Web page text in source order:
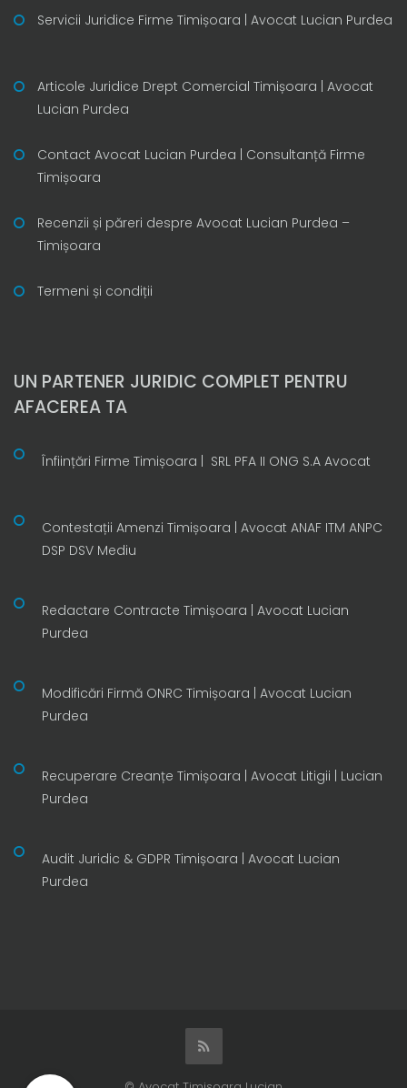
Servicii Juridice Firme Timișoara | Avocat Lucian Purdea
Articole Juridice Drept Comercial Timișoara | Avocat
Lucian Purdea
Contact Avocat Lucian Purdea | Consultanță Firme
Timișoara
Recenzii și păreri despre Avocat Lucian Purdea –
Timișoara
Termeni și condiții
UN PARTENER JURIDIC COMPLET PENTRU
AFACEREA TA
Înființări Firme Timișoara | SRL PFA II ONG S.A Avocat
Contestații Amenzi Timișoara | Avocat ANAF ITM ANPC
DSP DSV Mediu
Redactare Contracte Timișoara | Avocat Lucian
Purdea
Modificări Firmă ONRC Timișoara | Avocat Lucian
Purdea
Recuperare Creanțe Timișoara | Avocat Litigii | Lucian
Purdea
Audit Juridic & GDPR Timișoara | Avocat Lucian
Purdea